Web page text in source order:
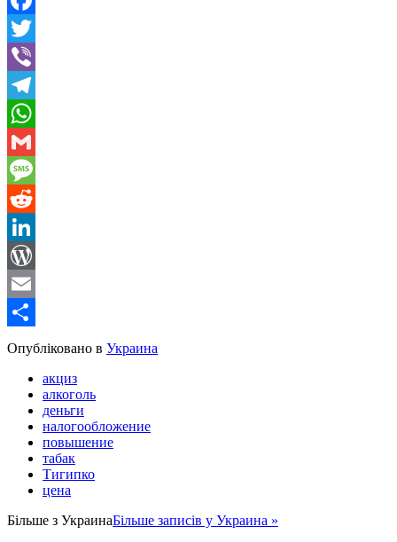
Facebook
Twitter
Viber
Telegram
WhatsApp
Gmail
Message
Reddit
LinkedIn
WordPress
Email
Share
Опубліковано в Украина
акциз
алкоголь
деньги
налогообложение
повышение
табак
Тигипко
цена
Більше з УкраинаБільше записів у Украина »